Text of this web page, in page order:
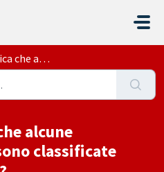
sono classificate...
alcune
classificate